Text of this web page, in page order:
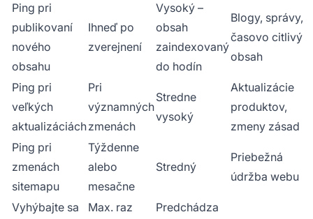
Ping pri
publikovaní
nového
obsahu
Ihneď po
zverejnení
Vysoký –
obsah
zaindexovaný
do hodín
Blogy, správy,
časovo citlivý
obsah
Ping pri
veľkých
aktualizáciách
Pri
významných
zmenách
Stredne
vysoký
Aktualizácie
produktov,
zmeny zásad
Ping pri
zmenách
sitemapu
Týždenne
alebo
mesačne
Stredný
Priebežná
údržba webu
Vyhýbajte sa
Max. raz
Predchádza